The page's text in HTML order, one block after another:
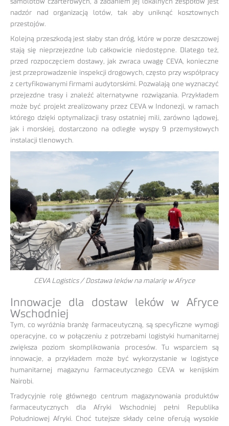
samolotów czarterowych, a zadaniem jej lokalnych zespołów jest
nadzór nad organizacją lotów, tak aby uniknąć kosztownych
przestojów.
Kolejną przeszkodą jest słaby stan dróg, które w porze deszczowej
stają się nieprzejezdne lub całkowicie niedostępne. Dlatego też,
przed rozpoczęciem dostawy, jak zwraca uwagę CEVA, konieczne
jest przeprowadzenie inspekcji drogowych, często przy współpracy
z certyfikowanymi firmami audytorskimi. Pozwalają one wyznaczyć
przejezdne trasy i znaleźć alternatywne rozwiązania. Przykładem
może być projekt zrealizowany przez CEVA w Indonezji, w ramach
którego dzięki optymalizacji trasy ostatniej mili, zarówno lądowej,
jak i morskiej, dostarczono na odległe wyspy 9 przemysłowych
instalacji tlenowych.
CEVA Logistics / Dostawa leków na malarię w Afryce
Innowacje dla dostaw leków w Afryce
Wschodniej
Tym, co wyróżnia branżę farmaceutyczną, są specyficzne wymogi
operacyjne, co w połączeniu z potrzebami logistyki humanitarnej
zwiększa poziom skomplikowania procesów. Tu wsparciem są
innowacje, a przykładem może być wykorzystanie w logistyce
humanitarnej magazynu farmaceutycznego CEVA w kenijskim
Nairobi.
Tradycyjnie rolę głównego centrum magazynowania produktów
farmaceutycznych dla Afryki Wschodniej pełni Republika
Południowej Afryki. Choć tutejsze składy celne oferują wysokie